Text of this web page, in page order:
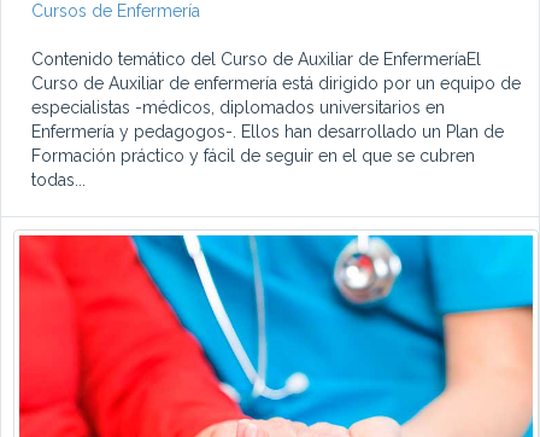
Cursos de Enfermería
Contenido temático del Curso de Auxiliar de EnfermeríaEl
Curso de Auxiliar de enfermería está dirigido por un equipo de
especialistas -médicos, diplomados universitarios en
Enfermería y pedagogos-. Ellos han desarrollado un Plan de
Formación práctico y fácil de seguir en el que se cubren
todas...